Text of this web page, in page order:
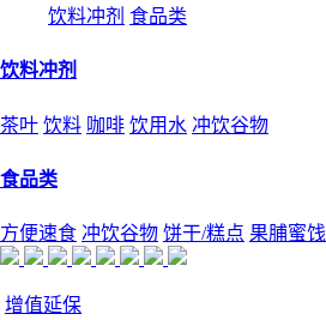
饮料冲剂 食品类
饮料冲剂
茶叶 饮料 咖啡 饮用水 冲饮谷物
食品类
方便速食 冲饮谷物 饼干/糕点 果脯蜜饯
增值延保